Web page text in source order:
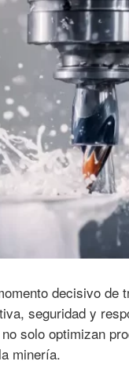
decisivo
seguridad y
solo optimizan
minería.